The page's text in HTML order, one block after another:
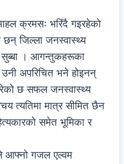
क्रमसः भरिंदै गइरहेको
छन् जिल्ला जनस्वास्थ्य
सुब्बा । आगन्तुकहरूका
अपरिचित भने होइनन्
छ सफल जनस्वास्थ्य
त्यतिमा मात्र सीमित छैन
समेत भूमिका र
आफ्नो गजल एल्वम